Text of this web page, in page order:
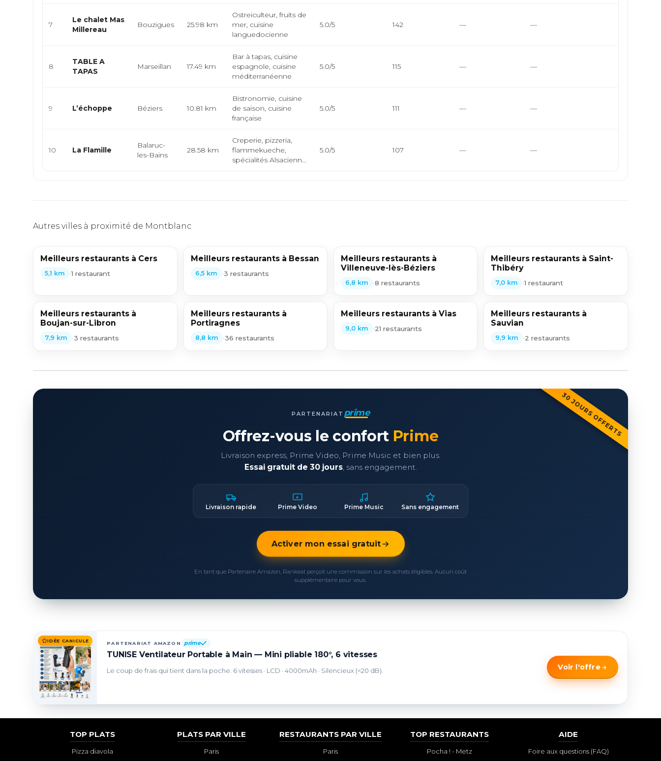
7
Le chalet Mas
Millereau
Bouzigues 25.98 km
Ostreiculteur, fruits de
mer, cuisine
languedocienne
5.0/5 142 — —
8
TABLE A
TAPAS
Marseillan 17.49 km
Bar à tapas, cuisine
espagnole, cuisine
méditerranéenne
5.0/5 115 — —
9 L’échoppe Béziers 10.81 km
Bistronomie, cuisine
de saison, cuisine
française
5.0/5 111 — —
10 La Flamille
Balaruc-
les-Bains
28.58 km
Creperie, pizzeria,
flammekueche,
spécialités Alsacienn...
5.0/5 107 — —
Autres villes à proximité de Montblanc
Meilleurs restaurants à Cers
5,1 km •1 restaurant
Meilleurs restaurants à Bessan
6,5 km •3 restaurants
Meilleurs restaurants à
Villeneuve-lès-Béziers
6,8 km •8 restaurants
Meilleurs restaurants à Saint-
Thibéry
7,0 km •1 restaurant
Meilleurs restaurants à
Boujan-sur-Libron
7,9 km •3 restaurants
Meilleurs restaurants à
Portiragnes
8,8 km •36 restaurants
Meilleurs restaurants à Vias
9,0 km •21 restaurants
Meilleurs restaurants à
Sauvian
9,9 km •2 restaurants
30 JOURS OFFERTS
PARTENARIAT prime
Offrez-vous le confort Prime
Livraison express, Prime Video, Prime Music et bien plus.
Essai gratuit de 30 jours, sans engagement.
Livraison rapide Prime Video Prime Music Sans engagement
Activer mon essai gratuit
En tant que Partenaire Amazon, Rankeat perçoit une commission sur les achats éligibles. Aucun coût
supplémentaire pour vous.
IDÉE CANICULE PARTENARIAT AMAZON prime
TUNISE Ventilateur Portable à Main — Mini pliable 180°, 6 vitesses
Le coup de frais qui tient dans la poche. 6 vitesses · LCD · 4000mAh · Silencieux (<20 dB). Voir l'offre
TOP PLATS
Pizza diavola
PLATS PAR VILLE
Paris
RESTAURANTS PAR VILLE
Paris
TOP RESTAURANTS
Pocha ! - Metz
AIDE
Foire aux questions (FAQ)